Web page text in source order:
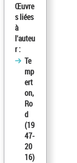
Œuvre
s liées
à
l'auteu
r :
Te
mp
ert
on,
Ro
d
(19
47-
20
16)